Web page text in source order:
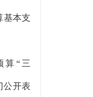
基本支
算 “三
公开表